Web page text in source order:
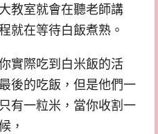
教室就會在聽老師講
就在等待白飯煮熟。
實際吃到白米飯的活
後的吃飯，但是他們一
有一粒米，當你收割一
，